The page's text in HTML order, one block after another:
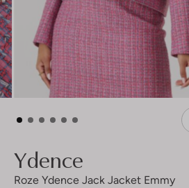
Ydence
Roze Ydence Jack Jacket Emmy